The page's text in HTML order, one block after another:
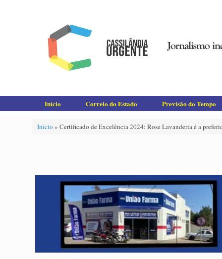
Início Correio do Estado Previsão do Tempo
Início » Certificado de Excelência 2024: Rose Lavanderia é a